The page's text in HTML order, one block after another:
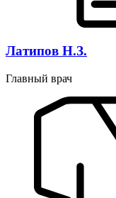
Латипов Н.З.
Главный врач